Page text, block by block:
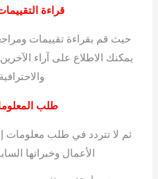
قراءة
حيث قم بقراءة تقييمات
يمكنك الاطلاع على آراء
طلب
ثم لا تتردد في طلب
الأعمال وخبراتها